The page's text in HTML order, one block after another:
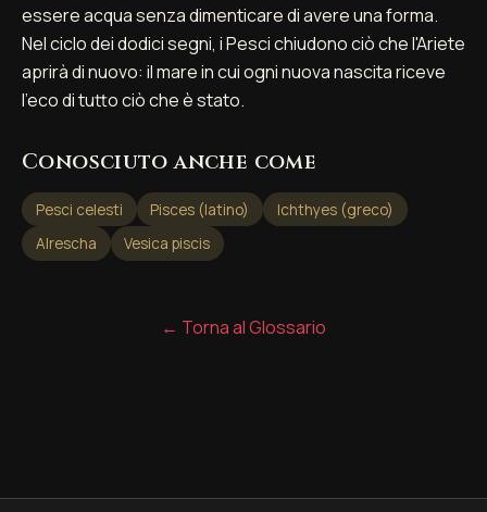
essere acqua senza dimenticare di avere una forma.
Nel ciclo dei dodici segni, i Pesci chiudono ciò che l'Ariete
aprirà di nuovo: il mare in cui ogni nuova nascita riceve
l'eco di tutto ciò che è stato.
Conosciuto anche come
Pesci celesti Pisces (latino)
Ichthyes (greco)
Alrescha
Vesica piscis
← Torna al Glossario